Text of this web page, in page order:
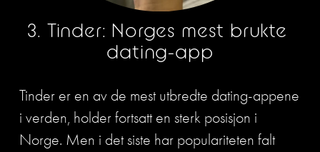
3. Tinder: Norges mest brukte
dating-app
Tinder er en av de mest utbredte dating-appene
i verden, holder fortsatt en sterk posisjon i
Norge. Men i det siste har populariteten falt